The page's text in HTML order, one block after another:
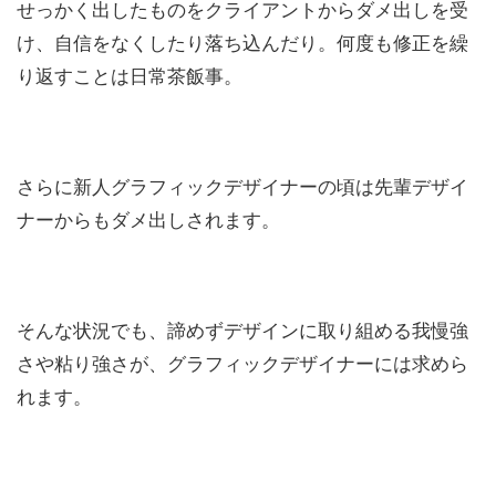
せっかく出したものをクライアントからダメ出しを受
け、自信をなくしたり落ち込んだり。何度も修正を繰
り返すことは日常茶飯事。
さらに新人グラフィックデザイナーの頃は先輩デザイ
ナーからもダメ出しされます。
そんな状況でも、諦めずデザインに取り組める我慢強
さや粘り強さが、グラフィックデザイナーには求めら
れます。